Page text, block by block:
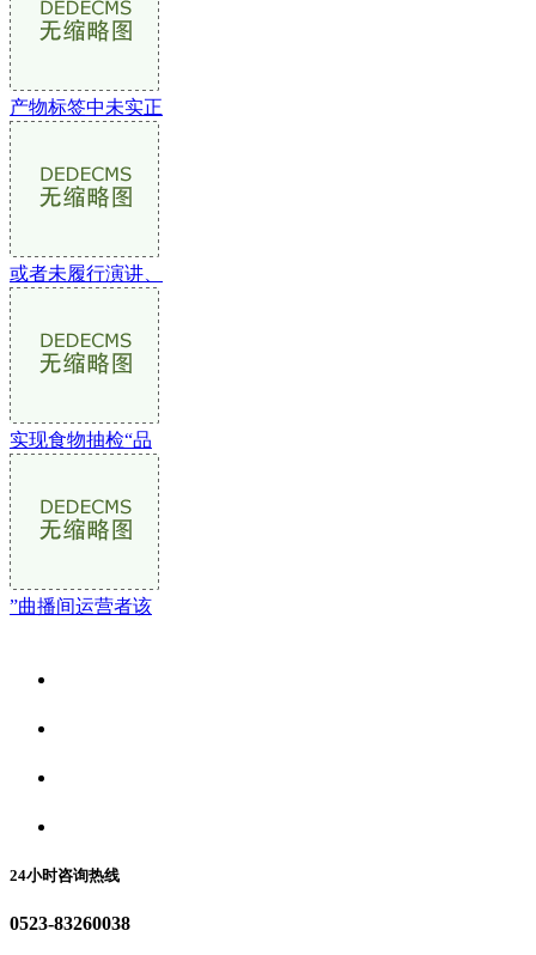
产物标签中未实正
或者未履行演讲、
实现食物抽检“品
”曲播间运营者该
24小时咨询热线
0523-83260038